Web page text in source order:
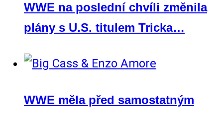
WWE na poslední chvíli změnila
plány s U.S. titulem Tricka…
WWE měla před samostatným